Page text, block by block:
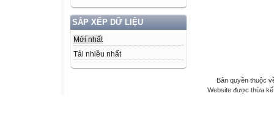
SẮP XẾP DỮ LIỆU
Mới nhất
Tải nhiều nhất
Bản quyền thuộc
Website được thừa